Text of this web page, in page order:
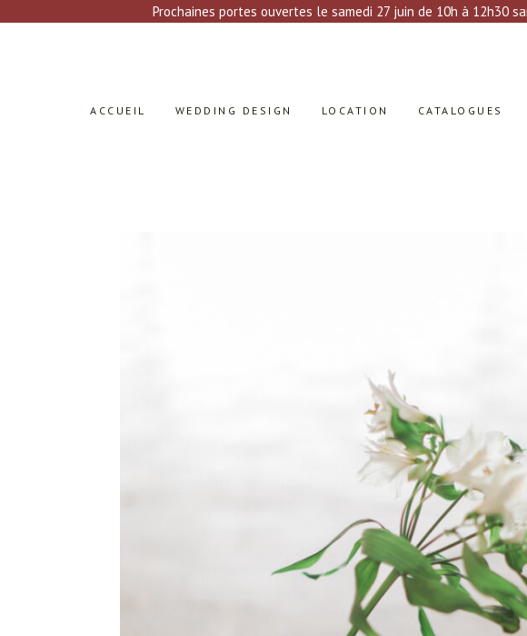
Prochaines portes ouvertes le samedi 27 juin de 10h à 12h30
ACCUEIL WEDDING DESIGN LOCATION CATALOGUES